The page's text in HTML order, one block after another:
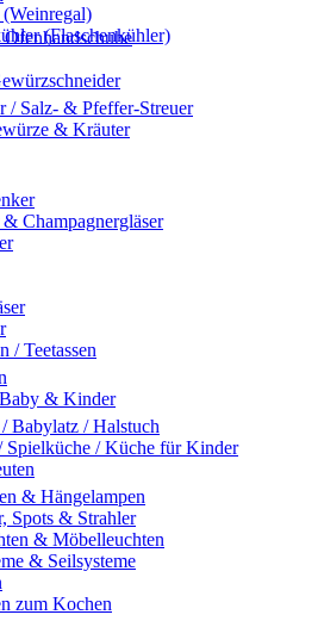
(Weinregal)
(Flaschenkühler)
/ Salz- & Pfeffer-Streuer
& Kräuter
Champagnergläser
/ Teetassen
& Kinder
Babylatz / Halstuch
Spielküche / Küche für Kinder
& Hängelampen
Spots & Strahler
& Möbelleuchten
& Seilsysteme
zum Kochen